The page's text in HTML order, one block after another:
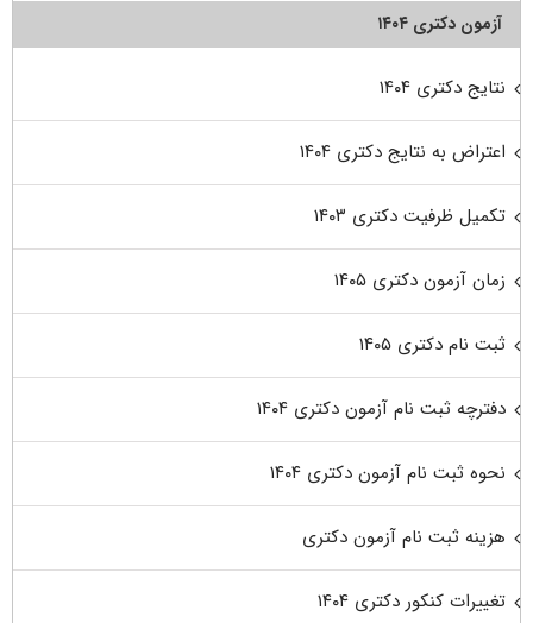
آزمون دکتری ۱۴۰۴
نتایج دکتری ۱۴۰۴
اعتراض به نتایج دکتری ۱۴۰۴
تکمیل ظرفیت دکتری ۱۴۰۳
زمان آزمون دکتری ۱۴۰۵
ثبت نام دکتری ۱۴۰۵
دفترچه ثبت نام آزمون دکتری ۱۴۰۴
نحوه ثبت نام آزمون دکتری ۱۴۰۴
هزینه ثبت نام آزمون دکتری
تغییرات کنکور دکتری ۱۴۰۴